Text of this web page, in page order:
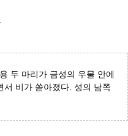
두 마리가 금성의 우물 안에
비가 쏟아졌다. 성의 남쪽